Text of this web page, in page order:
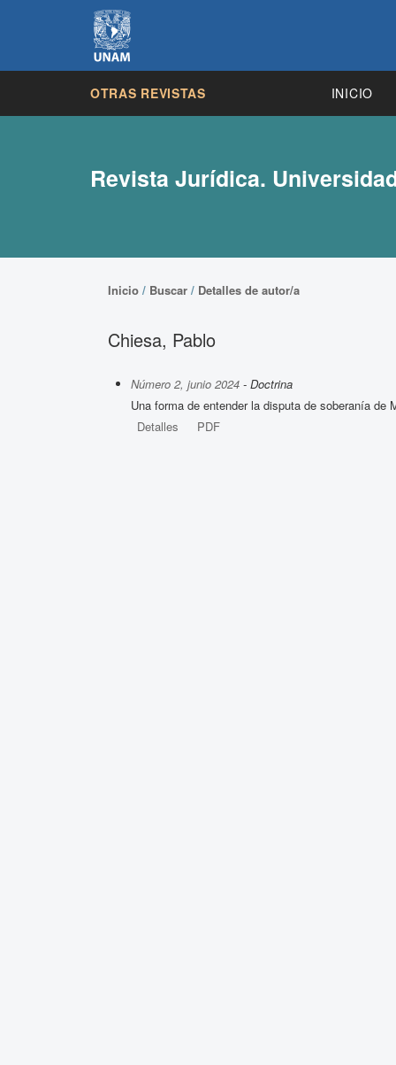
OTRAS REVISTAS INICIO
Revista Jurídica.
Inicio / Buscar / Detalles de autor/a
Chiesa, Pablo
Número 2, junio 2024 - Doctrina
Una forma de entender la disputa de soberanía de
Detalles
PDF